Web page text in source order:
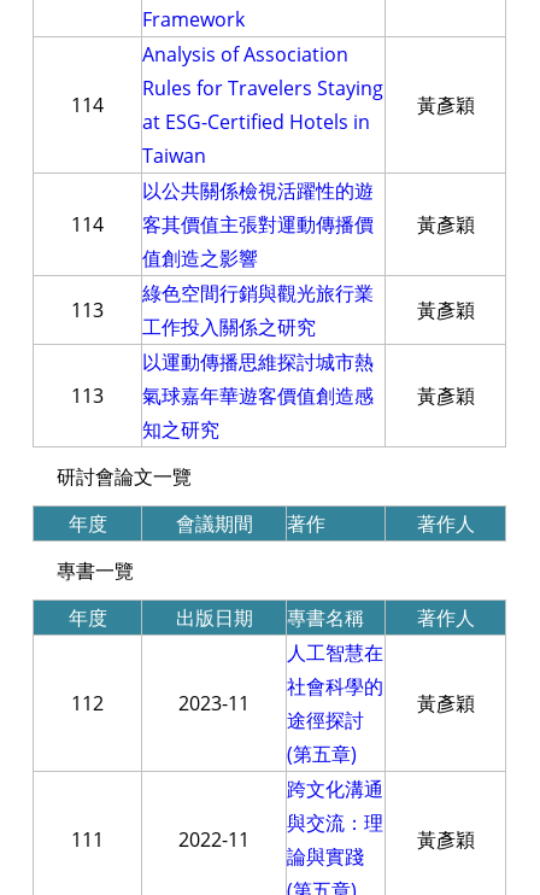
Framework
114
Analysis of Association
Rules for Travelers Staying
at ESG-Certified Hotels in
Taiwan
黃彥穎
114
以公共關係檢視活躍性的遊
客其價值主張對運動傳播價
值創造之影響
黃彥穎
113
綠色空間行銷與觀光旅行業
工作投入關係之研究
黃彥穎
113
以運動傳播思維探討城市熱
氣球嘉年華遊客價值創造感
知之研究
黃彥穎
研討會論文一覽
年度
會議期間 著作
著作人
專書一覽
年度
出版日期 專書名稱 著作人
112 2023-11
人工智慧在
社會科學的
途徑探討
(第五章)
黃彥穎
111 2022-11
跨文化溝通
與交流：理
論與實踐
黃彥穎